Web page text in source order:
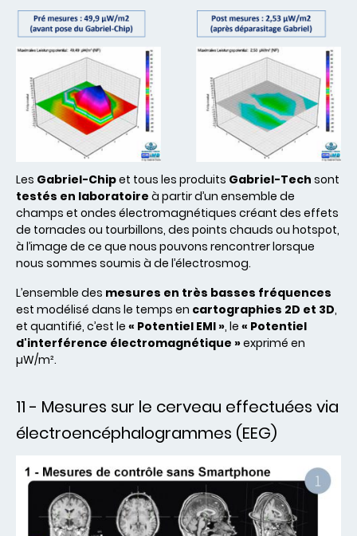
Les Gabriel-Chipet tous les produits Gabriel-Tech sont
testés en laboratoire à partir d’un ensemble de
champs et ondes électromagnétiques créant des effets
de tornades ou tourbillons, des points chauds ou hotspot,
à l’image de ce que nous pouvons rencontrer lorsque
nous sommes soumis à de l’électrosmog.
L’ensemble des mesures en très basses fréquences
est modélisé dans le temps en cartographies 2D et 3D,
et quantifié, c’est le « Potentiel EMI », le « Potentiel
d'interférence électromagnétique »exprimé en
µW/m².
11 - Mesures sur le cerveau effectuées via
électroencéphalogrammes (EEG)